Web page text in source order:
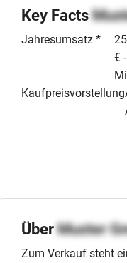
Key Facts
Jahresumsatz *
€
Kaufpreisvorstellung
ÜberMuster
Zum Verkauf steht